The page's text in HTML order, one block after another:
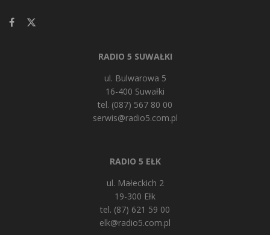
RADIO 5 SUWAŁKI
ul. Bulwarowa 5
16-400 Suwałki
tel. (087) 567 80 00
serwis@radio5.com.pl
RADIO 5 EŁK
ul. Małeckich 2
19-300 Ełk
tel. (87) 621 59 00
elk@radio5.com.pl